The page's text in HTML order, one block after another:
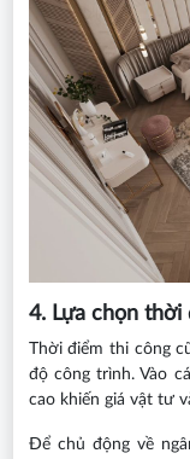
4. Lựa chọn thời
Thời điểm thi công
độ công trình. Vào
cao khiến giá vật tư
Để chủ động về